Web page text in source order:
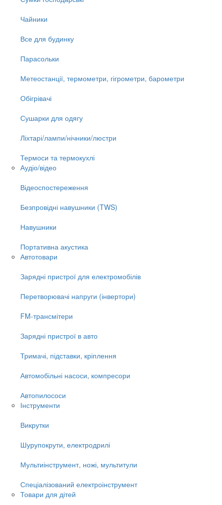
Чайники
Все для будинку
Парасольки
Метеостанції, термометри, гігрометри, барометри
Обігрівачі
Сушарки для одягу
Ліхтарі/лампи/нічники/люстри
Термоси та термокухлі
Аудіо/відео
Відеоспостереження
Безпровідні навушники (TWS)
Навушники
Портативна акустика
Автотовари
Зарядні пристрої для електромобілів
Перетворювачі напруги (інвертори)
FM-трансмітери
Зарядні пристрої в авто
Тримачі, підставки, кріплення
Автомобільні насоси, компресори
Автопилососи
Інструменти
Викрутки
Шурупокрути, електродрилі
Мультиінструмент, ножі, мультитули
Спеціалізований електроінструмент
Товари для дітей